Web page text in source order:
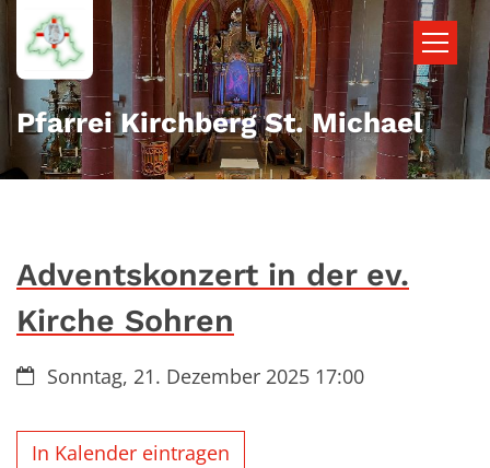
Zum Inhalt springen
Pfarrei Kirchberg St. Michael
Adventskonzert in der ev.
Kirche Sohren
Datum:Sonntag, 21. Dezember 2025 17:00
In Kalender eintragen